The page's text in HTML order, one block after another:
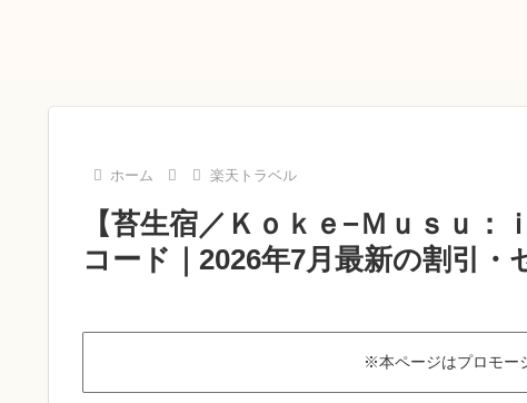
ホーム 楽天トラベル
【苔生宿／Ｋｏｋｅ−Ｍｕｓｕ
コード｜2026年7月最新の割引・
※本ページはプロモー